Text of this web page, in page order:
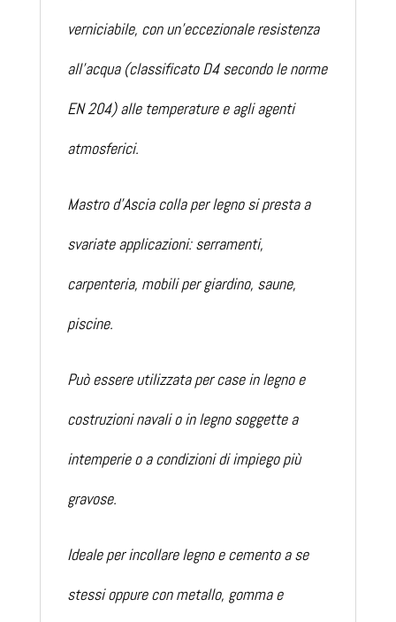
verniciabile, con un’eccezionale resistenza
all’acqua (classificato D4 secondo le norme
EN 204) alle temperature e agli agenti
atmosferici.
Mastro d’Ascia colla per legno si presta a
svariate applicazioni: serramenti,
carpenteria, mobili per giardino, saune,
piscine.
Può essere utilizzata per case in legno e
costruzioni navali o in legno soggette a
intemperie o a condizioni di impiego più
gravose.
Ideale per incollare legno e cemento a se
stessi oppure con metallo, gomma e